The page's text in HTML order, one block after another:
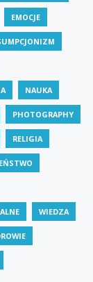
EMOCJE
NAUKA
PHOTOGRAPHY
RELIGIA
WIEDZA